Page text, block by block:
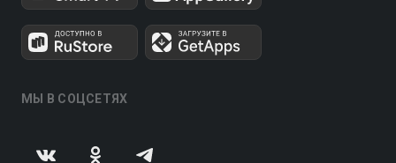
МЫ В СОЦСЕТЯХ